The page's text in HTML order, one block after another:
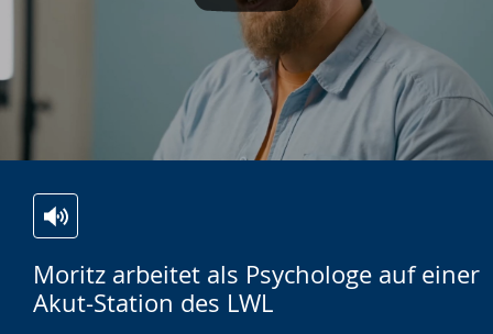
Moritz arbeitet als Psychologe auf einer
Akut-Station des LWL
Leichten
Sprache
Audio-
Unterstützung.
Video
in